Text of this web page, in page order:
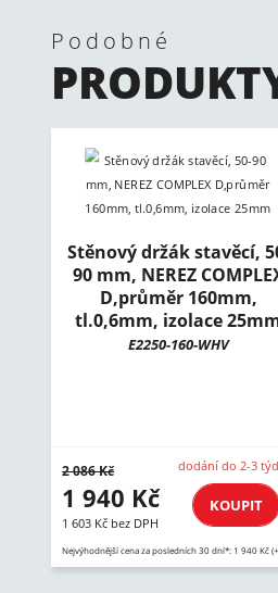
Podobné
Stěnový držák stavěcí,
90 mm, NEREZ
D,průměr 160mm,
tl.0,6mm, izolace
E2250-160-WHV
2 086 Kč
1 940 Kč
1 603 Kč bez DPH
dodání do 2-3
KOUPIT
Nejvýhodnější cena za posledních 30 dní*: 1 940 Kč